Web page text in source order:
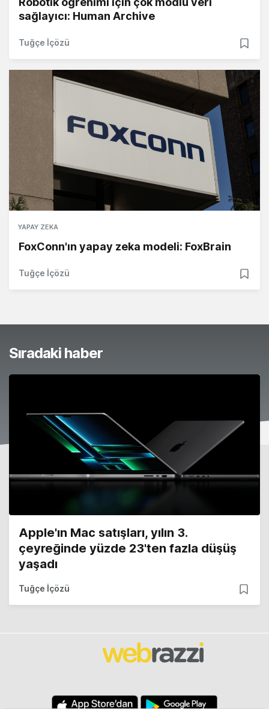
sağlayıcı: Human Archive
Tuğçe İçözü
YAPAY ZEKA
FoxConn'ın yapay zeka modeli: FoxBrain
Tuğçe İçözü
Sıradaki haber
Apple'ın Mac satışları, yılın 3.
çeyreğinde yüzde 23'ten fazla düşüş
yaşadı
Tuğçe İçözü